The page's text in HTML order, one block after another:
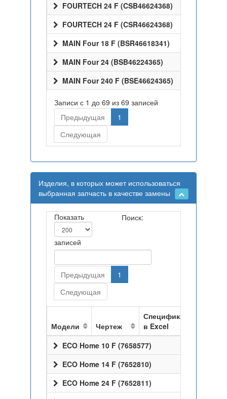
FOURTECH 24 F (CSB46624368)
FOURTECH 24 F (CSR46624368)
MAIN Four 18 F (BSR46618341)
MAIN Four 24 (BSB46224365)
MAIN Four 240 F (BSE46624365)
Записи с 1 до 69 из 69 записей
Предыдущая
1
Следующая
Изделия, в которых может использоваться
выбранная запчасть в качестве замены
Показать
записей
Поиск:
Предыдущая
1
Следующая
Модели Чертеж
Спецификация
в Excel
ECO Home 10 F (7658577)
ECO Home 14 F (7652810)
ECO Home 24 F (7652811)